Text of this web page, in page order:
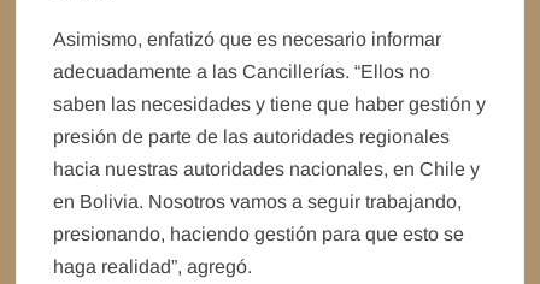
Asimismo, enfatizó que es necesario informar
adecuadamente a las Cancillerías. “Ellos no
saben las necesidades y tiene que haber gestión y
presión de parte de las autoridades regionales
hacia nuestras autoridades nacionales, en Chile y
en Bolivia. Nosotros vamos a seguir trabajando,
presionando, haciendo gestión para que esto se
haga realidad”, agregó.